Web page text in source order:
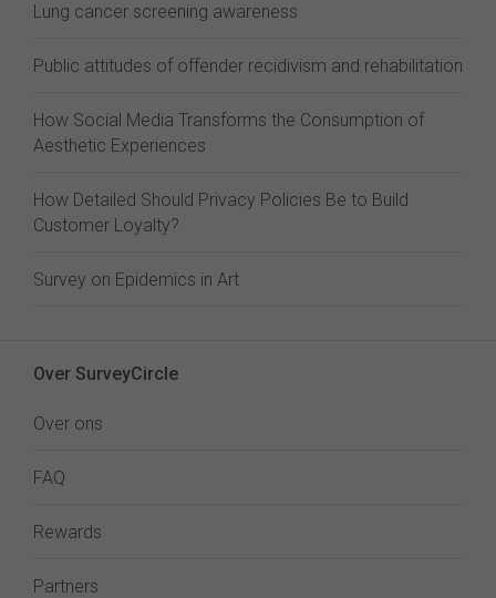
Lung cancer screening awareness
Public attitudes of offender recidivism and rehabilitation
How Social Media Transforms the Consumption of
Aesthetic Experiences
How Detailed Should Privacy Policies Be to Build
Customer Loyalty?
Survey on Epidemics in Art
Over SurveyCircle
Over ons
FAQ
Rewards
Partners